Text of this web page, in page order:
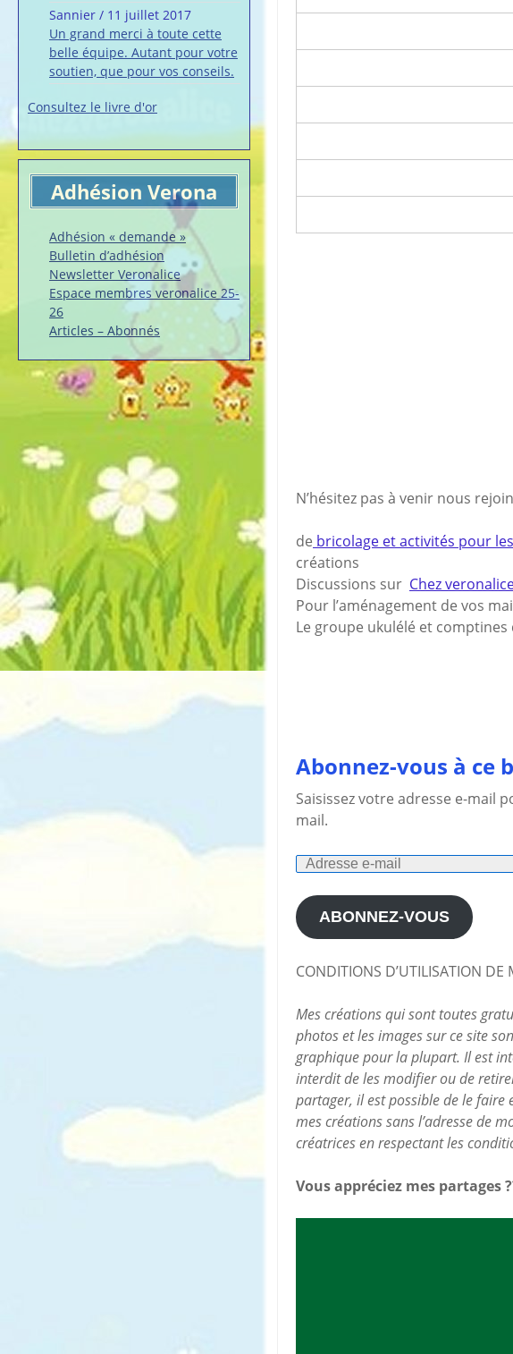
Sannier / 11 juillet 2017
Un grand merci à toute cette
belle équipe. Autant pour votre
soutien, que pour vos conseils.
Consultez le livre d'or
Adhésion Verona
Adhésion « demande »
Bulletin d’adhésion
Newsletter Veronalice
Espace membres veronalice 25-
26
Articles – Abonnés
N’hésitez pas à venir nous
de bricolage et activités pour
créations
Discussions sur Chez
Pour l’aménagement de vos
Le groupe ukulélé et
Abonnez-vous à ce
Saisissez votre adresse e-mail
mail.
Adresse
mail
ABONNEZ-VOUS
CONDITIONS D’UTILISATION DE
Mes créations qui sont toutes
photos et les images sur ce site
graphique pour la plupart. Il est
interdit de les modifier ou de
partager, il est possible de le
mes créations sans l’adresse de
créatrices en respectant les
Vous appréciez mes partages